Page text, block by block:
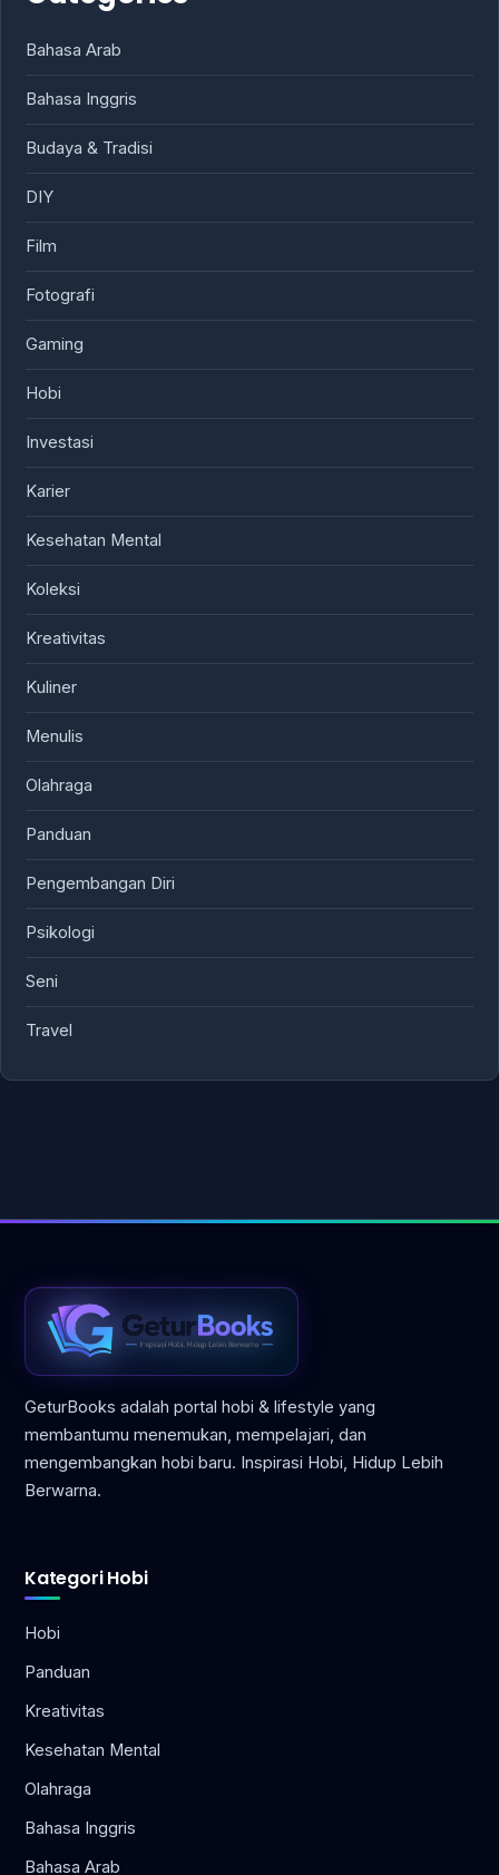
Bahasa Arab
Bahasa Inggris
Budaya & Tradisi
DIY
Film
Fotografi
Gaming
Hobi
Investasi
Karier
Kesehatan Mental
Koleksi
Kreativitas
Kuliner
Menulis
Olahraga
Panduan
Pengembangan Diri
Psikologi
Seni
Travel
GeturBooks adalah portal hobi & lifestyle yang
membantumu menemukan, mempelajari, dan
mengembangkan hobi baru. Inspirasi Hobi, Hidup Lebih
Berwarna.
Kategori Hobi
Hobi
Panduan
Kreativitas
Kesehatan Mental
Olahraga
Bahasa Inggris
Bahasa Arab